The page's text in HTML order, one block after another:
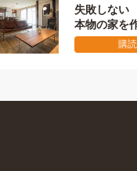
り秘訣
する